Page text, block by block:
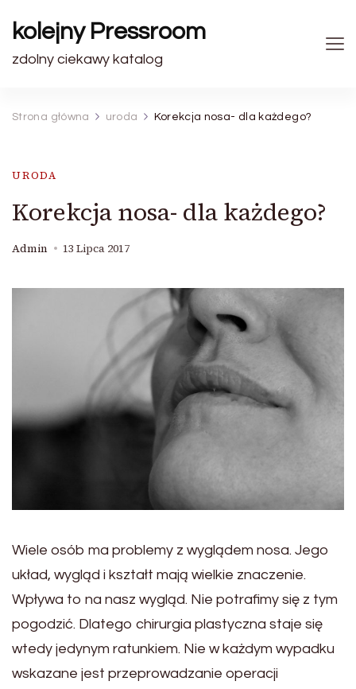
kolejny Pressroom
zdolny ciekawy katalog
Strona główna uroda Korekcja nosa- dla każdego?
URODA
Korekcja nosa- dla każdego?
Admin 13 Lipca 2017
Wiele osób ma problemy z wyglądem nosa. Jego
układ, wygląd i kształt mają wielkie znaczenie.
Wpływa to na nasz wygląd. Nie potrafimy się z tym
pogodzić. Dlatego chirurgia plastyczna staje się
wtedy jedynym ratunkiem. Nie w każdym wypadku
wskazane jest przeprowadzanie operacji